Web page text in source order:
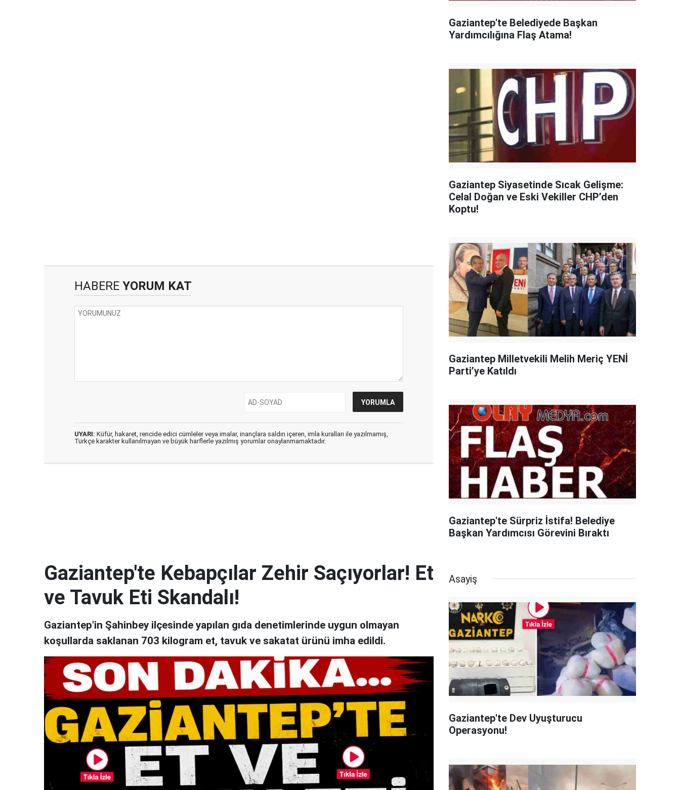
HABERE YORUM KAT
UYARI: Küfür, hakaret, rencide edici cümleler veya imalar, inançlara saldırı içeren, imla kuralları ile yazılmamış,
Türkçe karakter kullanılmayan ve büyük harflerle yazılmış yorumlar onaylanmamaktadır.
Gaziantep'te Belediyede Başkan
Yardımcılığına Flaş Atama!
Gaziantep Siyasetinde Sıcak Gelişme:
Celal Doğan ve Eski Vekiller CHP’den
Koptu!
Gaziantep Milletvekili Melih Meriç YENİ
Parti’ye Katıldı
Gaziantep'te Sürpriz İstifa! Belediye
Başkan Yardımcısı Görevini Bıraktı
Gaziantep'te Kebapçılar Zehir Saçıyorlar! Et
ve Tavuk Eti Skandalı!
Gaziantep'in Şahinbey ilçesinde yapılan gıda denetimlerinde uygun olmayan
koşullarda saklanan 703 kilogram et, tavuk ve sakatat ürünü imha edildi.
Asayiş
Gaziantep'te Dev Uyuşturucu
Operasyonu!